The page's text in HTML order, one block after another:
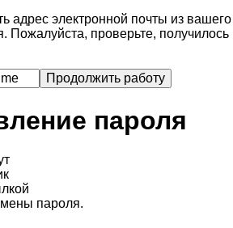
адрес электронной почты из вашего
Пожалуйста, проверьте, получилось
пароля
пароля.